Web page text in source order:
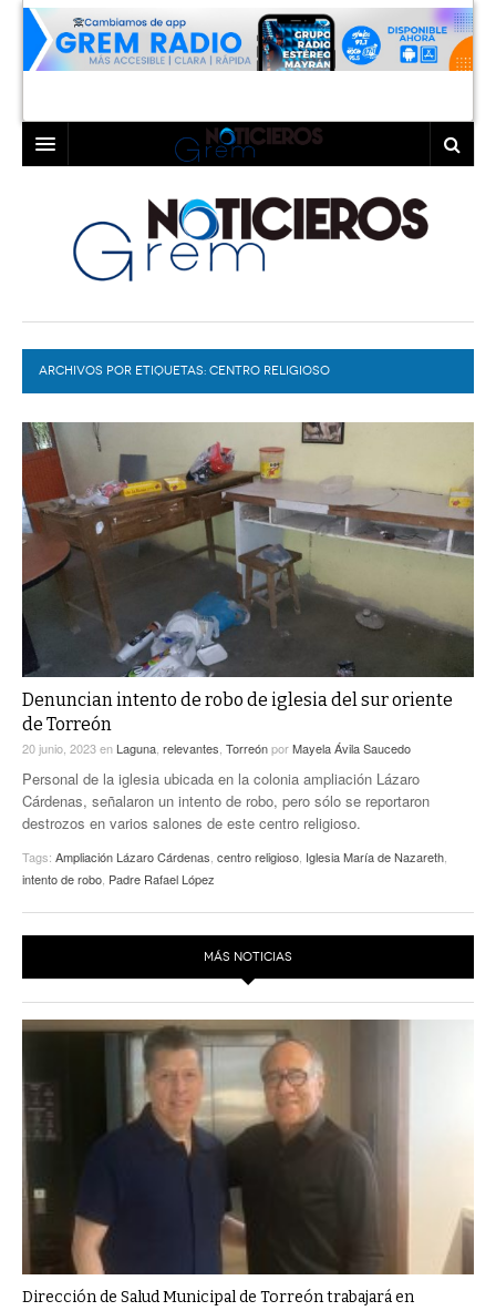
LAGUNA
TORREÓN
GÓMEZ PALACIO
LERDO
COAHUILA
DURANGO
DEPORTES
EL EXACTO
EXA INFORMA
GLOBO
TRAYECTO LAGUNA
A MEDIA MAÑANA
A TODA LEY
DIÁLOGOS CON LA HISTORIA
TWEETS AND BEATS
LA MEJOR 97.1 ESTÉREO GALLITO
ACTUALIDADES GREM
PULSO
LA MEJOR INFORMACIÓN
COLABORADORES
PC29
ACTUALIDADES GREM
ARCHIVOS POR ETIQUETAS: CENTRO RELIGIOSO
Denuncian intento de robo de iglesia del sur oriente
de Torreón
20 junio, 2023en Laguna relevantes TorreónporMayela Ávila Saucedo
Personal de la iglesia ubicada en la colonia ampliación Lázaro
Cárdenas, señalaron un intento de robo, pero sólo se reportaron
destrozos en varios salones de este centro religioso.
Tags: Ampliación Lázaro Cárdenas centro religioso Iglesia María de Nazareth
intento de robo Padre Rafael López
MÁS NOTICIAS
Dirección de Salud Municipal de Torreón trabajará en